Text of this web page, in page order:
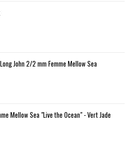
John 2/2 mm Femme Mellow Sea
Mellow Sea "Live the Ocean" - Vert Jade